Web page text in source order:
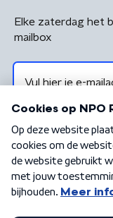
Elke zaterdag het
mailbox
Algemene